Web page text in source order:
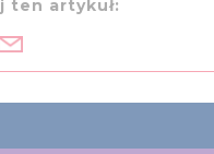
ten artykuł: